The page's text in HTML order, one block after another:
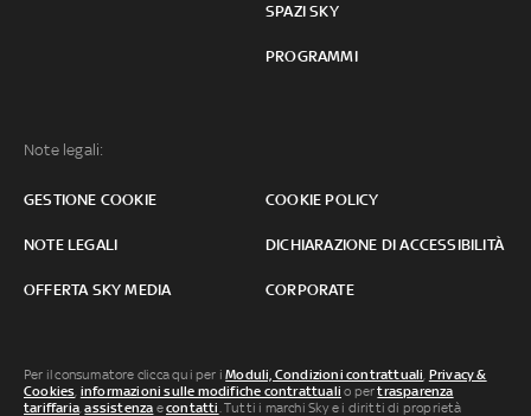
SPAZI SKY
PROGRAMMI
Note legali:
GESTIONE COOKIE COOKIE POLICY
NOTE LEGALI DICHIARAZIONE DI ACCESSIBILITÀ
OFFERTA SKY MEDIA CORPORATE
Per il consumatore clicca qui per iModuli, Condizioni contrattuali, Privacy &
Cookies, informazioni sulle modifiche contrattuali o pertrasparenza
tariffaria,assistenza econtatti. Tutti i marchi Sky e i diritti di proprietà